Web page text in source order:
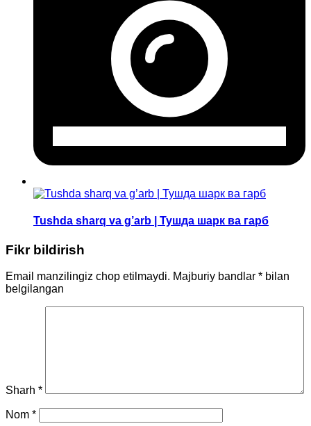
Tushda sharq va g’arb | Тушда шарк ва гарб
Fikr bildirish
Email manzilingiz chop etilmaydi. Majburiy bandlar * bilan
belgilangan
Sharh *
Nom *